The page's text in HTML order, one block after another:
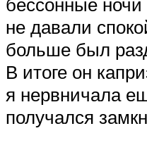
не давали
больше был
В итоге он
я нервничала
получался